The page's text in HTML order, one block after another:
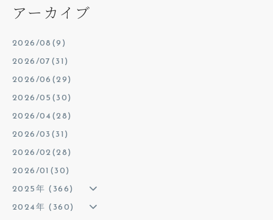
アーカイブ
2026/08(9)
2026/07(31)
2026/06(29)
2026/05(30)
2026/04(28)
2026/03(31)
2026/02(28)
2026/01(30)
2025年 (366)
2024年 (360)